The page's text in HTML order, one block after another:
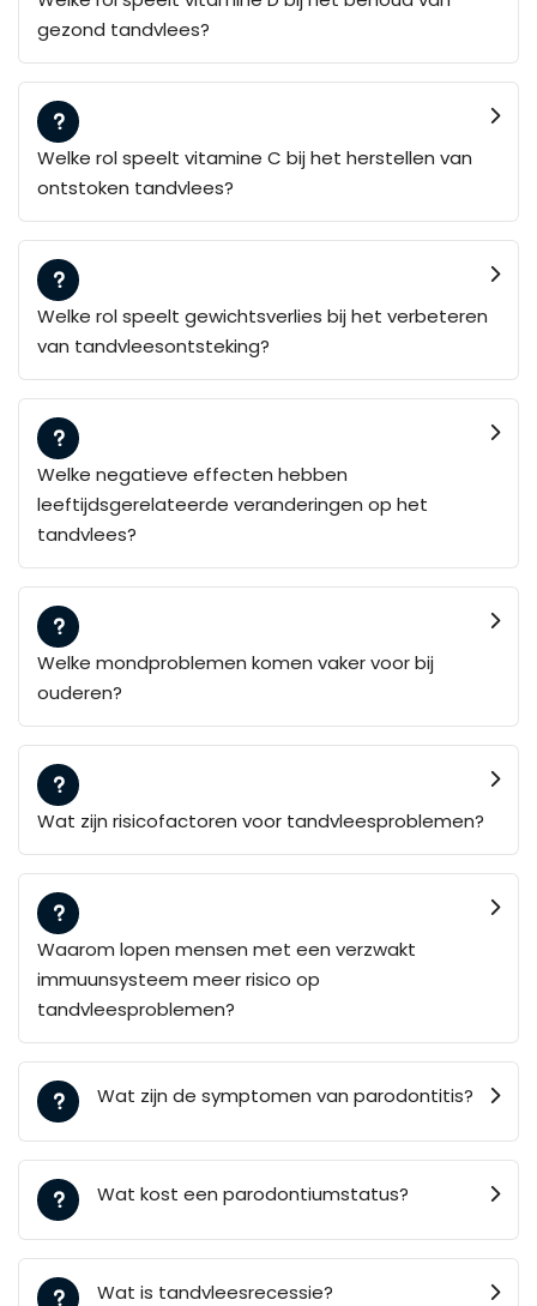
gezond tandvlees?
Welke rol speelt vitamine C bij het herstellen van
ontstoken tandvlees?
Welke rol speelt gewichtsverlies bij het verbeteren
van tandvleesontsteking?
Welke negatieve effecten hebben
leeftijdsgerelateerde veranderingen op het
tandvlees?
Welke mondproblemen komen vaker voor bij
ouderen?
Wat zijn risicofactoren voor tandvleesproblemen?
Waarom lopen mensen met een verzwakt
immuunsysteem meer risico op
tandvleesproblemen?
Wat zijn de symptomen van parodontitis?
Wat kost een parodontiumstatus?
Wat is tandvleesrecessie?